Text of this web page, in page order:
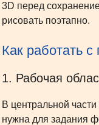
3D перед
рисовать поэтапно.
Как работать
1. Рабочая
В центральной
нужна для задания